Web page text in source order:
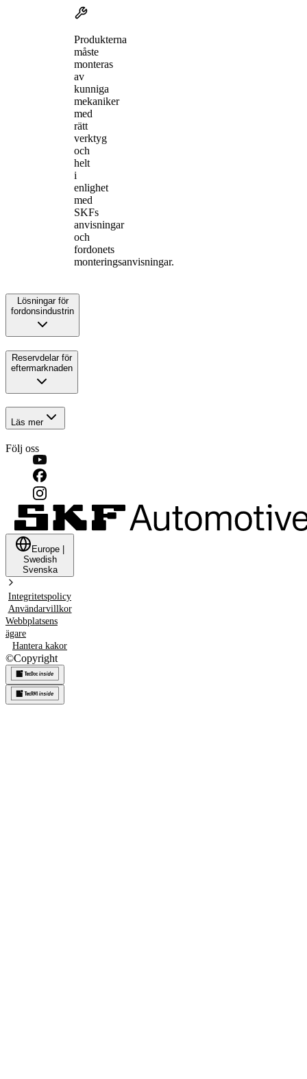
Produkterna
måste
monteras
av
kunniga
mekaniker
med
rätt
verktyg
och
helt
i
enlighet
med
SKFs
anvisningar
och
fordonets
monteringsanvisningar.
Lösningar för
fordonsindustrin
Reservdelar för
eftermarknaden
Läs mer
Följ oss
Europe
Swedish
Svenska
Integritetspolicy
Användarvillkor
Webbplatsens
ägare
Hantera kakor
©Copyright